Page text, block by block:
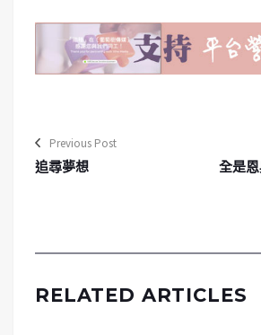
Previous Post
追尋夢想
全是恩
RELATED ARTICLES